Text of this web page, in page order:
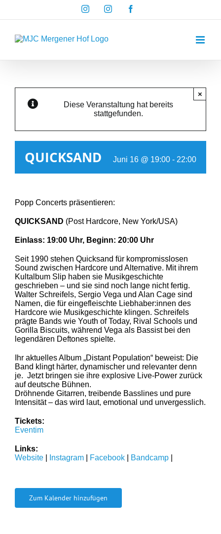
springen
InstagramInstagram
Diese Veranstaltung hat bereits
stattgefunden.
×
QUICKSAND Juni 16 @ 19:00 - 22:00
Popp Concerts präsentieren:
QUICKSAND (Post Hardcore, New York/USA)
Einlass: 19:00 Uhr, Beginn: 20:00 Uhr
Seit 1990 stehen Quicksand für kompromisslosen
Sound zwischen Hardcore und Alternative. Mit ihrem
Kultalbum Slip haben sie Musikgeschichte
geschrieben – und sie sind noch lange nicht fertig.
Walter Schreifels, Sergio Vega und Alan Cage sind
Namen, die für eingefleischte Liebhaber:innen des
Hardcore wie Musikgeschichte klingen. Schreifels
prägte Bands wie Youth of Today, Rival Schools und
Gorilla Biscuits, während Vega als Bassist bei den
legendären Deftones spielte.
Ihr aktuelles Album „Distant Population“ beweist: Die
Band klingt härter, dynamischer und relevanter denn
je. Jetzt bringen sie ihre explosive Live-Power zurück
auf deutsche Bühnen.
Dröhnende Gitarren, treibende Basslines und pure
Intensität – das wird laut, emotional und unvergesslich.
Tickets:
Eventim
Links:
Website
Instagram Facebook Bandcamp
Zum Kalender hinzufügen